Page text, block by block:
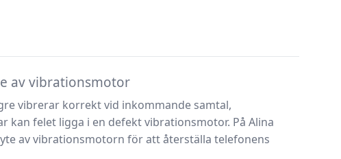
av vibrationsmotor
vibrerar korrekt vid inkommande samtal,
kan felet ligga i en defekt vibrationsmotor. På Alina
av vibrationsmotorn för att återställa telefonens